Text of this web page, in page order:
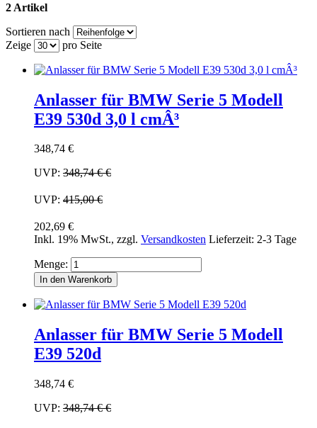
2 Artikel
Sortieren nach
Zeige
pro Seite
Anlasser für BMW Serie 5 Modell
E39 530d 3,0 l cmÂ³
348,74 €
UVP: 348,74 €€
UVP: 415,00 €
202,69 €
Inkl. 19% MwSt., zzgl. Versandkosten Lieferzeit: 2-3 Tage
Menge:
In den Warenkorb
Anlasser für BMW Serie 5 Modell
E39 520d
348,74 €
UVP: 348,74 €€